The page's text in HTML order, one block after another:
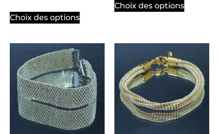
Choix des options
Choix des options